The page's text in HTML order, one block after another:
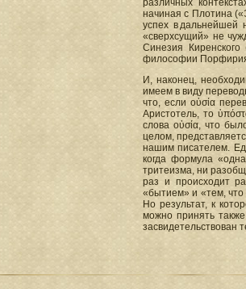
различных
начиная с Плотина
успех в дальнейшей
«сверхсущий» не
Синезия
философии
И, наконец,
имеем в виду
что, если οὐσία
Аристотель, то
слова οὐσία, что
целом,
нашим писателем.
когда формула
тритеизма, ни
раз и происходит
«бытием» и «тем,
Но результат, к
можно принять
засвидетельствован